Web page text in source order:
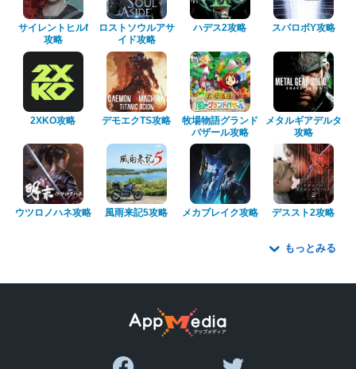
サイレントヒルf
攻略
ロストソウルアサ
イド攻略
ハデス2攻略 スパロボY攻略
2XKO攻略 デモエクTS攻略
牧場物語グランド
バザール攻略
メタルギアデルタ
攻略
ウツロノハネ攻略 風雨来記5攻略 メカブレイク攻略 デススト2攻略
もっとみる